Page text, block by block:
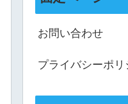
お問い合わせ
プライバシーポリ